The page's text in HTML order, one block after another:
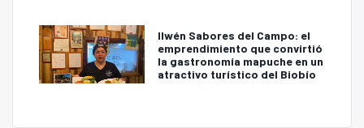
Ilwén Sabores del Campo: el
emprendimiento que convirtió
la gastronomía mapuche en un
atractivo turístico del Biobío